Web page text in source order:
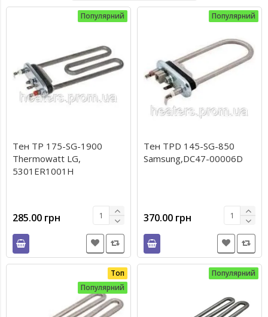
Популярний
Тен TP 175-SG-1900
Thermowatt LG,
5301ER1001H
285.00 грн
Популярний
Тен TPD 145-SG-850
Samsung,DC47-00006D
370.00 грн
Топ
Популярний
Популярний